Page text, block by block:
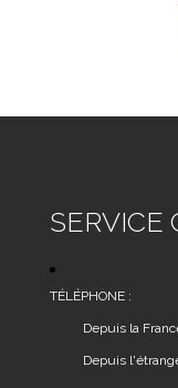
SERVICE
TÉLÉPHONE :
Depuis la
Depuis